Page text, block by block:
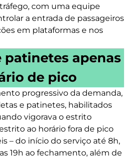
com uma equipe
a entrada de passageiros
em plataformas e nos
patinetes apenas
de pico
progressivo da demanda,
e patinetes, habilitados
vigorava o estrito
ao horário fora de pico
– do início do serviço até 8h,
19h ao fechamento, além de